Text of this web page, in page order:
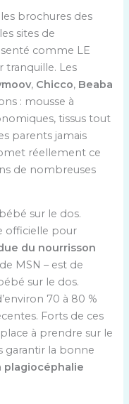
brochures des
sites de
comme LE
Les
, Chicco, Beaba
: mousse à
tissus tout
parents jamais
réellement ce
de nombreuses
sur le dos.
officielle pour
du nourrisson
MSN – est de
sur le dos.
70 à 80 %
Forts de ces
à prendre sur le
garantir la bonne
plagiocéphalie